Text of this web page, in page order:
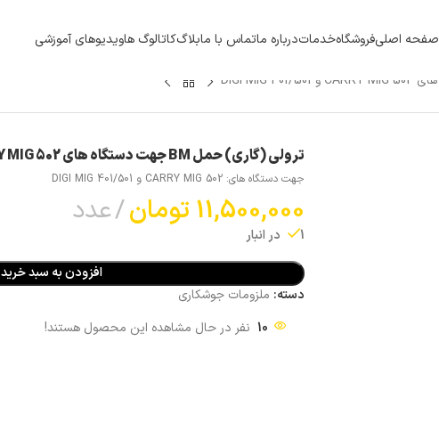
صفحه اصلیفروشگاهخدماتدرباره ماتماس با مابلاگکاتالوگ هاویدیوهای آموزشی
ترولی (گاری) حمل BM جهت دستگاه های CARRY MIG 502 و DIGI MIG 401/501
جهت دستگاه های: CARRY MIG 502 و DIGI MIG 401/501
11,500,000 تومان عدد
1 در انبار
افزودن به سبد خرید
دسته: ملزومات جوشکاری
10 نفر در حال مشاهده این محصول هستند!